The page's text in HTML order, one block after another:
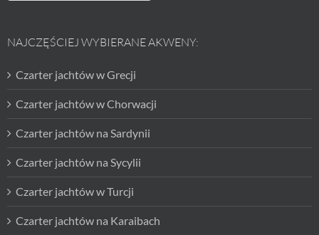
NAJCZĘŚCIEJ WYBIERANE AKWENY:
Czarter jachtów w Grecji
Czarter jachtów w Chorwacji
Czarter jachtów na Sardynii
Czarter jachtów na Sycylii
Czarter jachtów w Turcji
Czarter jachtów na Karaibach